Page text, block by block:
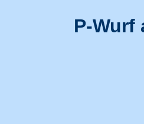
P-Wurf